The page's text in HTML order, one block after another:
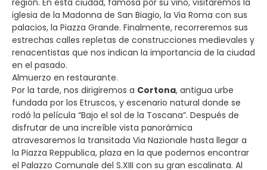
iglesia de la Madonna de San Biagio, la Via Roma con sus
palacios, la Piazza Grande. Finalmente, recorreremos sus
estrechas calles repletas de construcciones medievales y
renacentistas que nos indican la importancia de la ciudad
en el pasado.
Almuerzo en restaurante.
Por la tarde, nos dirigiremos a Cortona, antigua urbe
fundada por los Etruscos, y escenario natural donde se
rodó la película “Bajo el sol de la Toscana”. Después de
disfrutar de una increíble vista panorámica
atravesaremos la transitada Via Nazionale hasta llegar a
la Piazza Reppublica, plaza en la que podemos encontrar
el Palazzo Comunale del S.XIII con su gran escalinata. Al